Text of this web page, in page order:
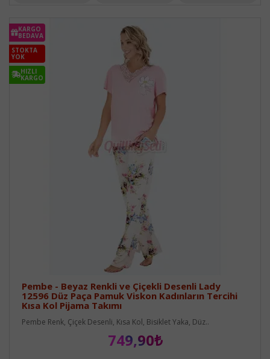
KARGO
BEDAVA
STOKTA
YOK
HIZLI
KARGO
Pembe - Beyaz Renkli ve Çiçekli Desenli Lady
12596 Düz Paça Pamuk Viskon Kadınların Tercihi
Kısa Kol Pijama Takımı
Pembe Renk, Çiçek Desenli, Kısa Kol, Bisiklet Yaka, Düz..
749,90₺